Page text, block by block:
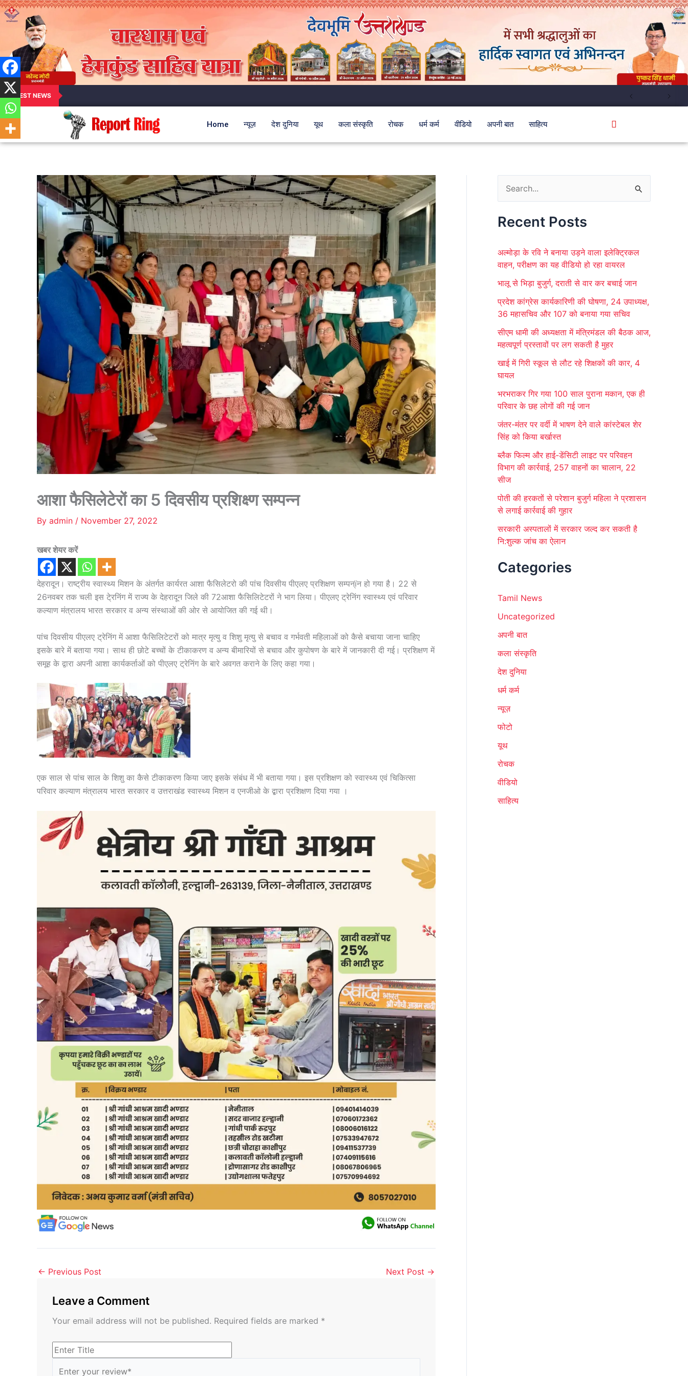
LATEST NEWS
Home न्यूज़ देश दुनिया यूथ कला संस्कृति रोचक धर्म कर्म वीडियो अपनी बात साहित्य
आशा फैसिलेटेरों का 5 दिवसीय प्रशिक्ष्ण सम्पन्न
By admin / November 27, 2022
खबर शेयर करें
देहरादून। राष्ट्रीय स्वास्थ्य मिशन के अंतर्गत कार्यरत आशा फैसिलेटरो की पांच दिवसीय पीएलए प्रशिक्षण सम्पन्ïन हो गया है। 22 से
26नवबर तक चली इस टे्रनिंग में राज्य के देहरादून जिले की 72आशा फैसिलिटेटरों ने भाग लिया। पीएलए ट्रेनिंग स्वास्थ्य एवं परिवार
कल्याण मंत्रालय भारत सरकार व अन्य संस्थाओं की ओर से आयोजित की गई थी।
पांच दिवसीय पीएलए ट्रेनिंग में आशा फैसिलिटेटरों को मात्र मृत्यु व शिशु मृत्यु से बचाव व गर्भवती महिलाओं को कैसे बचाया जाना चाहिए
इसके बारे में बताया गया। साथ ही छोटे बच्चों के टीकाकरण व अन्य बीमारियों से बचाव और कुपोषण के बारे में जानकारी दी गई। प्रशिक्षण में
समूह के द्वारा अपनी आशा कार्यकर्ताओं को पीएलए ट्रेनिंग के बारे अवगत कराने के लिए कहा गया।
एक साल से पांच साल के शिशु का कैसे टीकाकरण किया जाए इसके संबंध में भी बताया गया। इस प्रशिक्षण को स्वास्थ्य एवं चिकित्सा
परिवार कल्याण मंत्रालय भारत सरकार व उत्तराखंड स्वास्थ्य मिशन व एनजीओ के द्बारा प्रशिक्षण दिया गया ।
← Previous Post Next Post →
Leave a Comment
Your email address will not be published. Required fields are marked *
a
c
o
Recent Posts
अल्मोड़ा के रवि ने बनाया उड़ने वाला इलेक्ट्रिकल
वाहन, परीक्षण का यह वीडियो हो रहा वायरल
भालू से भिड़ा बुजुर्ग, दराती से वार कर बचाई जान
प्रदेश कांग्रेस कार्यकारिणी की घोषणा, 24 उपाध्यक्ष,
36 महासचिव और 107 को बनाया गया सचिव
सीएम धामी की अध्यक्षता में मंत्रिमंडल की बैठक आज,
महत्वपूर्ण प्रस्तावों पर लग सकती है मुहर
खाई में गिरी स्कूल से लौट रहे शिक्षकों की कार, 4
घायल
भरभराकर गिर गया 100 साल पुराना मकान, एक ही
परिवार के छह लोगों की गई जान
जंतर-मंतर पर वर्दी में भाषण देने वाले कांस्टेबल शेर
सिंह को किया बर्खास्त
ब्लैक फिल्म और हाई-डेंसिटी लाइट पर परिवहन
विभाग की कार्रवाई, 257 वाहनों का चालान, 22
सीज
पोती की हरकतों से परेशान बुजुर्ग महिला ने प्रशासन
से लगाई कार्रवाई की गुहार
सरकारी अस्पतालों में सरकार जल्द कर सकती है
नि:शुल्क जांच का ऐलान
Categories
Tamil News
Uncategorized
अपनी बात
कला संस्कृति
देश दुनिया
धर्म कर्म
न्यूज़
फोटो
यूथ
रोचक
वीडियो
साहित्य